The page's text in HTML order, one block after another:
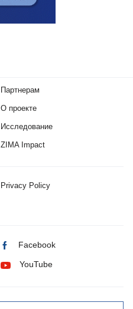
Партнерам
О проекте
Исследование
ZIMA Impact
Privacy Policy
Facebook
YouTube